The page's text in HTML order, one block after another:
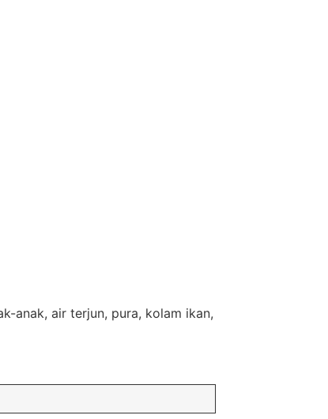
anak, air terjun, pura, kolam ikan,